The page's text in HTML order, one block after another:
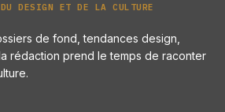
DESIGN ET DE LA CULTURE
de fond, tendances design,
rédaction prend le temps de raconter